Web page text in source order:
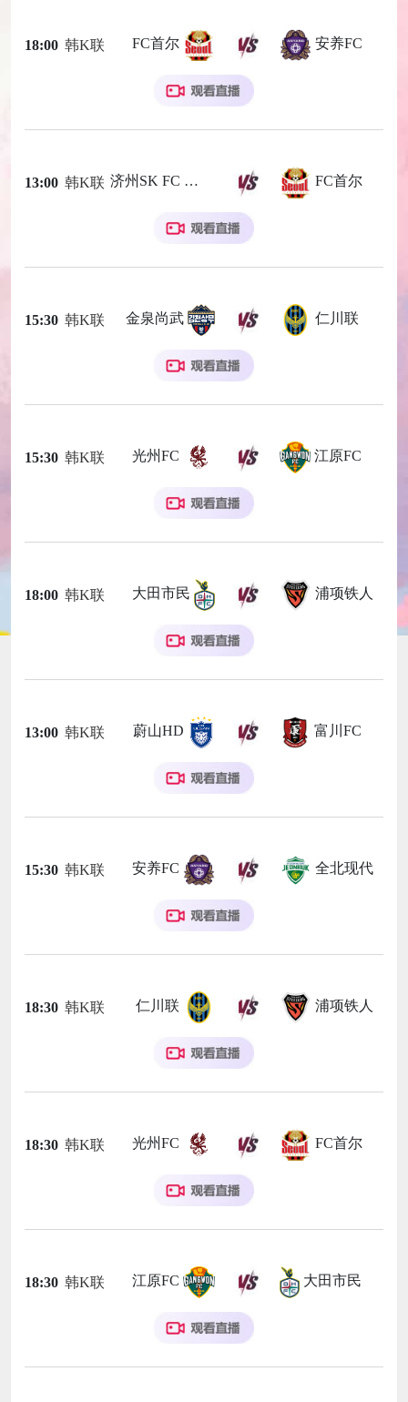
18:00 韩K联 FC首尔 安养FC
13:00 韩K联 济州SK FC FC首尔
15:30 韩K联 金泉尚武 仁川联
15:30 韩K联 光州FC 江原FC
18:00 韩K联 大田市民 浦项铁人
13:00 韩K联 蔚山HD 富川FC
15:30 韩K联 安养FC 全北现代
18:30 韩K联 仁川联 浦项铁人
18:30 韩K联 光州FC FC首尔
18:30 韩K联 江原FC 大田市民